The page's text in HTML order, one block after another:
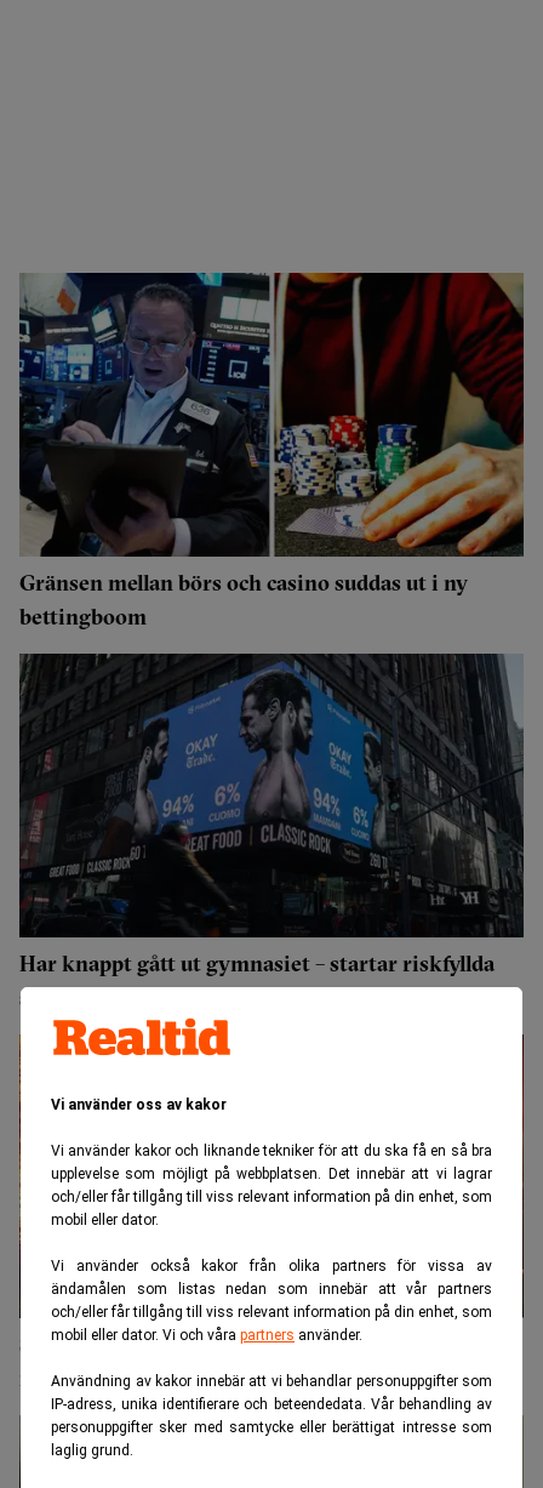
Vi använder oss av kakor
Vi använder kakor och liknande tekniker för att du ska få en så bra
upplevelse som möjligt på webbplatsen. Det innebär att vi lagrar
och/eller får tillgång till viss relevant information på din enhet, som
mobil eller dator.
Vi använder också kakor från olika partners för vissa av
ändamålen som listas nedan som innebär att vår partners
och/eller får tillgång till viss relevant information på din enhet, som
mobil eller dator. Vi och våra partners använder.
Användning av kakor innebär att vi behandlar personuppgifter som
IP-adress, unika identifierare och beteendedata. Vår behandling av
personuppgifter sker med samtycke eller berättigat intresse som
laglig grund.
Gränsen mellan börs och casino suddas ut i ny
bettingboom
Har knappt gått ut gymnasiet – startar riskfyllda
spelföretag
Satsar pengar på bränderna: "Ondska i dess
renaste form"